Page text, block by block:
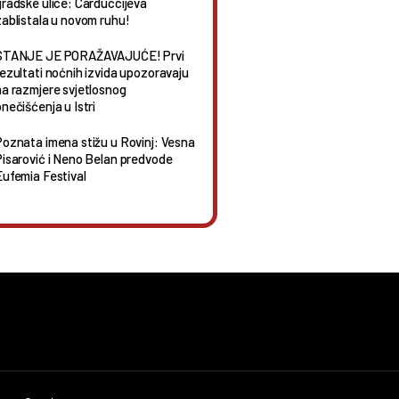
u novom ruhu!
JE PORAŽAVAJUĆE! Prvi
noćnih izvida upozoravaju
razmjere svjetlosnog
u Istri
imena stižu u Rovinj: Vesna
i Neno Belan predvode
Festival